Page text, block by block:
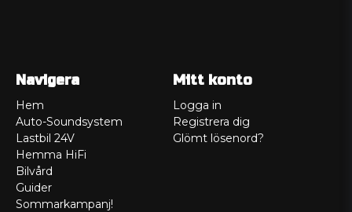
Navigera
Hem
Auto-Soundsystem
Lastbil 24V
Hemma HiFi
Bilvård
Guider
Sommarkampanj!
Mitt konto
Logga in
Registrera dig
Glömt lösenord?